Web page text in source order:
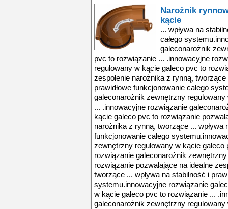
Narożnik
kącie
... wpływa na
całego
galeconarożnik
pvc to rozwiązanie ... .innowacyjne
regulowany w kącie galeco pvc to
zespolenie narożnika z rynną, tworzące
prawidłowe funkcjonowanie całego
galeconarożnik zewnętrzny
... .innowacyjne rozwiązanie
kącie galeco pvc to rozwiązanie
narożnika z rynną, tworzące ... wpływa
funkcjonowanie całego
zewnętrzny regulowany w kącie
rozwiązanie galeconarożnik
rozwiązanie pozwalające na idealne
tworzące ... wpływa na stabilność i
systemu.innowacyjne rozwiązanie
w kącie galeco pvc to rozwiązanie ...
galeconarożnik zewnętrzny